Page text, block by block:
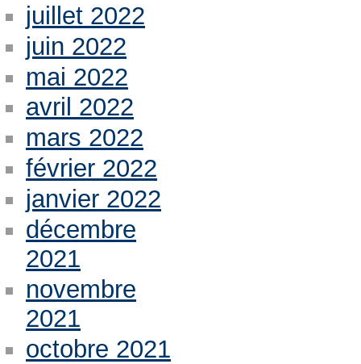
juillet 2022
juin 2022
mai 2022
avril 2022
mars 2022
février 2022
janvier 2022
décembre
2021
novembre
2021
octobre 2021